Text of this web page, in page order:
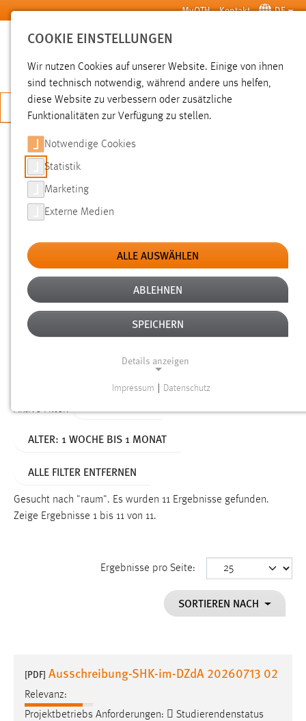
Zum Hauptinhalt springen MyOTH Kontakt DE
SUCHE
JETZT BEWERBEN
SUCHE
FILTER
Typ
Erstellungsdatum
Alter
Aktive Filter:
ALTER: 1 WOCHE BIS 1 MONAT
ALLE FILTER ENTFERNEN
Gesucht nach "raum". Es wurden 11 Ergebnisse gefunden.
Zeige Ergebnisse 1 bis 11 von 11.
Ergebnisse pro Seite:
SORTIEREN NACH
[PDF] Ausschreibung-SHK-im-DZdA 20260713 02
Relevanz:
Projektbetriebs Anforderungen:  Studierendenstatus
COOKIE EINSTELLUNGEN
Wir nutzen Cookies auf unserer Website. Einige von ihnen
sind technisch notwendig, während andere uns helfen,
diese Website zu verbessern oder zusätzliche
Funktionalitäten zur Verfügung zu stellen.
Notwendige Cookies
Statistik
Marketing
Externe Medien
ALLE AUSWÄHLEN
ABLEHNEN
SPEICHERN
Details anzeigen
Funktionen und sind für die einwandfreie Funktion der
Name:
Dieser Cookie speichert die ausgewählten Einverständnis-
Performance
Name:
staticfilecache
Impressum Datenschutz